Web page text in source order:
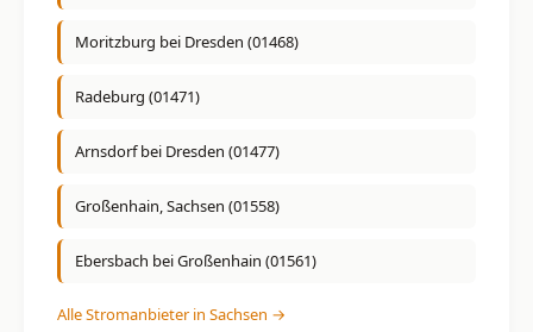
Moritzburg bei Dresden (01468)
Radeburg (01471)
Arnsdorf bei Dresden (01477)
Großenhain, Sachsen (01558)
Ebersbach bei Großenhain (01561)
Alle Stromanbieter in Sachsen →